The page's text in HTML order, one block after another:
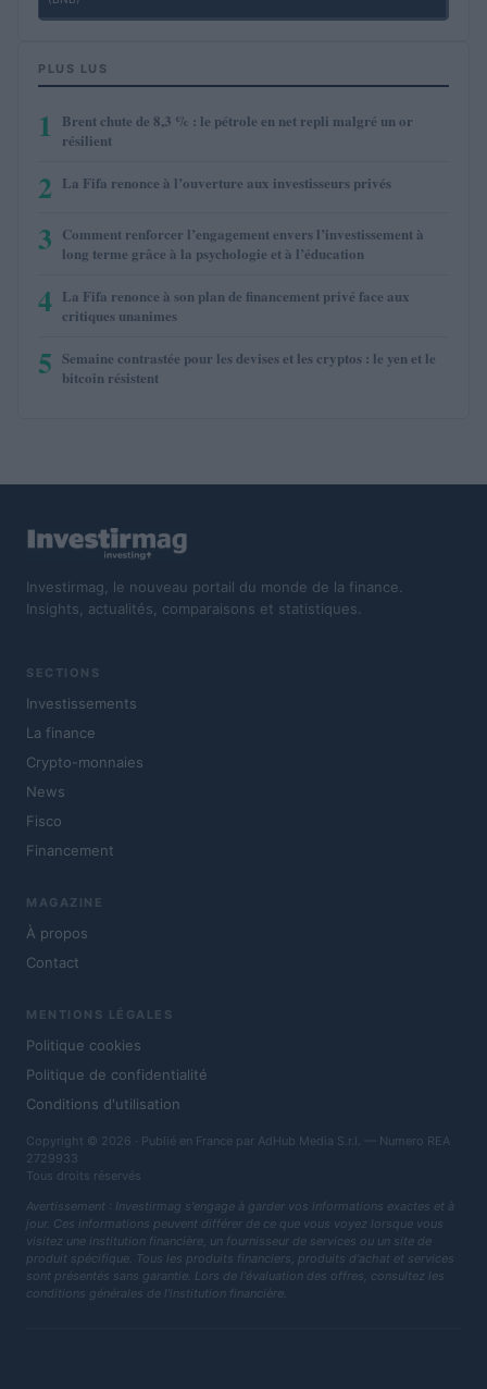
PLUS LUS
1
Brent chute de 8,3 % : le pétrole en net repli malgré un or
résilient
2 La Fifa renonce à l’ouverture aux investisseurs privés
3 Comment renforcer l’engagement envers l’investissement à
long terme grâce à la psychologie et à l’éducation
4 La Fifa renonce à son plan de financement privé face aux
critiques unanimes
5 Semaine contrastée pour les devises et les cryptos : le yen et le
bitcoin résistent
Investirmag, le nouveau portail du monde de la finance.
Insights, actualités, comparaisons et statistiques.
SECTIONS
Investissements
La finance
Crypto-monnaies
News
Fisco
Financement
MAGAZINE
À propos
Contact
MENTIONS LÉGALES
Politique cookies
Politique de confidentialité
Conditions d'utilisation
Copyright © 2026 · Publié en France par AdHub Media S.r.l. — Numero REA
2729933
Tous droits réservés
Avertissement : Investirmag s'engage à garder vos informations exactes et à
jour. Ces informations peuvent différer de ce que vous voyez lorsque vous
visitez une institution financière, un fournisseur de services ou un site de
produit spécifique. Tous les produits financiers, produits d'achat et services
sont présentés sans garantie. Lors de l'évaluation des offres, consultez les
conditions générales de l'institution financière.